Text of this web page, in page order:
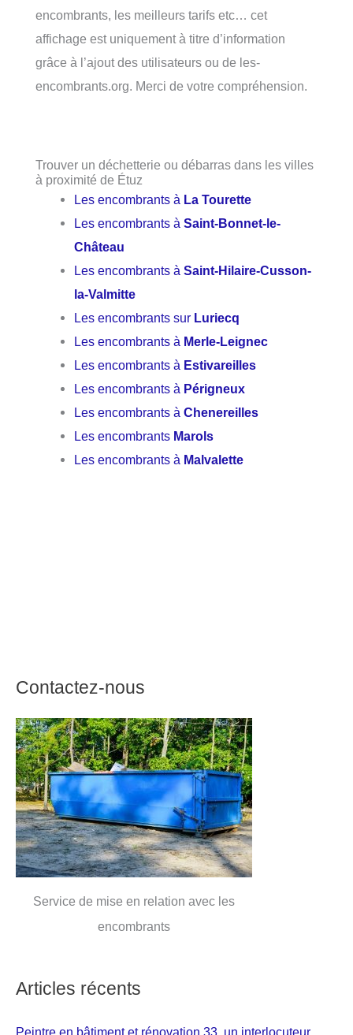
encombrants, les meilleurs tarifs etc… cet
affichage est uniquement à titre d’information
grâce à l’ajout des utilisateurs ou de les-
encombrants.org. Merci de votre compréhension.
Trouver un déchetterie ou débarras dans les villes
à proximité de Étuz
Les encombrants à La Tourette
Les encombrants àSaint-Bonnet-le-
Château
Les encombrants àSaint-Hilaire-Cusson-
la-Valmitte
Les encombrants sur Luriecq
Les encombrants à Merle-Leignec
Les encombrants à Estivareilles
Les encombrants à Périgneux
Les encombrants àChenereilles
Les encombrants Marols
Les encombrants à Malvalette
Contactez-nous
Service de mise en relation avec les
encombrants
Articles récents